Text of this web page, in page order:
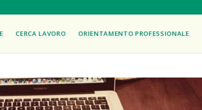
CERCA LAVORO ORIENTAMENTO PROFESSIONALE